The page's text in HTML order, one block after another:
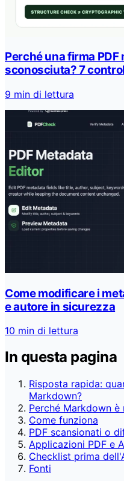
Perché una firma PDF
sconosciuta? 7
9 min di lettura
Come modificare i
e autore in sicurezza
10 min di lettura
In questa pagina
Risposta rapida:
Markdown?
Perché Markdown è
Come funziona
PDF scansionati o
Applicazioni PDF e
Checklist prima
Fonti